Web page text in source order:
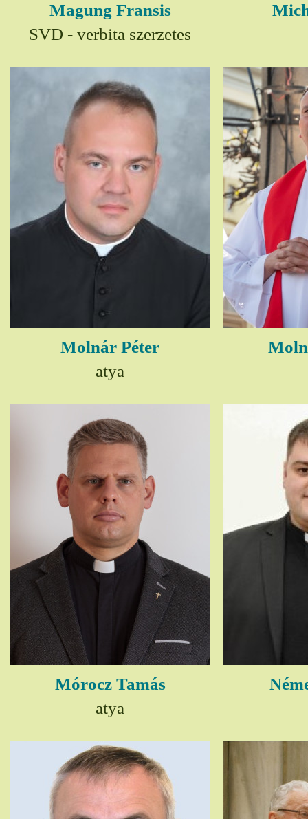
Magung Fransis
SVD - verbita szerzetes
Molnár Péter
atya
Mórocz Tamás
atya